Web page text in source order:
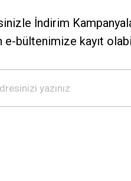
İndirim
e-bültenimize kayıt